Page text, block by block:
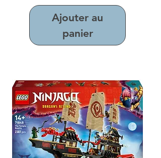
Ajouter au
panier